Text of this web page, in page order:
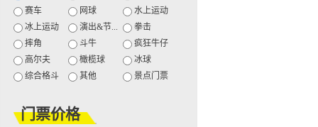
赛车
网球
水上运动
冰上运动
演出&节...
拳击
摔角
斗牛
疯狂牛仔
高尔夫
橄榄球
冰球
综合格斗
其他 景点门票
门票价格